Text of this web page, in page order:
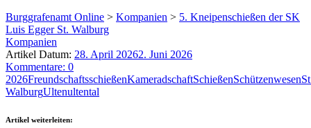
Burggrafenamt Online > Kompanien > 5. Kneipenschießen der SK
Luis Egger St. Walburg
Kompanien
Artikel Datum: 28. April 20262. Juni 2026
Kommentare: 0
2026FreundschaftsschießenKameradschaftSchießenSchützenwesen
WalburgUltenultental
Artikel weiterleiten: